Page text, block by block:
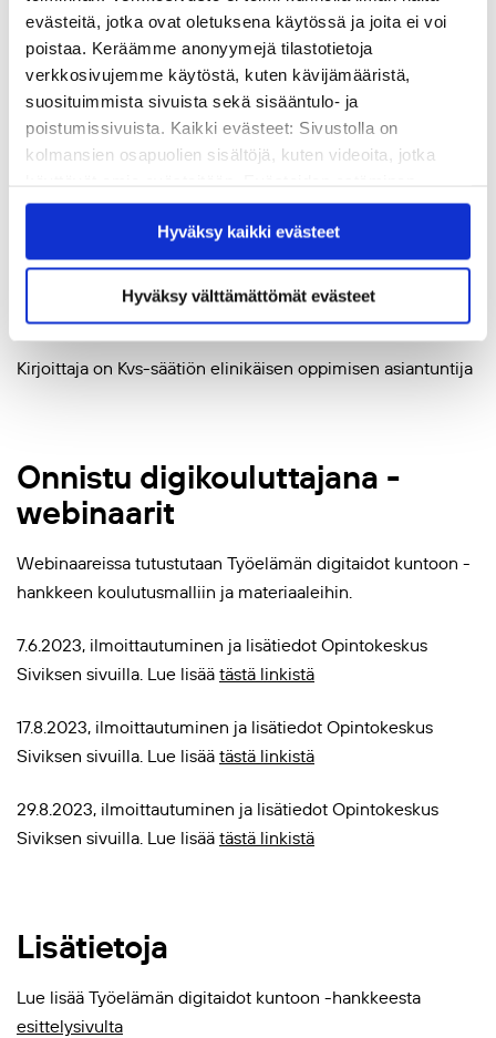
evästeitä, jotka ovat oletuksena käytössä ja joita ei voi
poistaa. Keräämme anonyymejä tilastotietoja
verkkosivujemme käytöstä, kuten kävijämääristä,
suosituimmista sivuista sekä sisääntulo- ja
poistumissivuista. Kaikki evästeet: Sivustolla on
kolmansien osapuolien sisältöjä, kuten videoita, jotka
saattaa estää näiden sisältöjen näkymisen.
Hyväksymällä kaikki evästeet varmistat, että kaikki
sisältö on käytettävissäsi.
Hyväksy kaikki evästeet
Hyväksy välttämättömät evästeet
tekijänoikeuskysymyksiin sekä digitaaliseen hyvinvointiin
asti.
Digikouluttajalta ei edellytetä IT-alan tutkintoa, kiinnostus ja
valmius oppia yhdessä vievät pitkälle. Vapaa sivistystyö ja
järjestötoimijat tavoittavat vuosittain yli miljoona ihmistä ja
kaikki pysyvät mukana.
Teksti: Nina Hjelt
Kirjoittaja on Kvs-säätiön elinikäisen oppimisen asiantuntija
Onnistu digikouluttajana -
webinaarit
Webinaareissa tutustutaan Työelämän digitaidot kuntoon -
hankkeen koulutusmalliin ja materiaaleihin.
7.6.2023, ilmoittautuminen ja lisätiedot Opintokeskus
Siviksen sivuilla. Lue lisää tästä linkistä
17.8.2023, ilmoittautuminen ja lisätiedot Opintokeskus
Siviksen sivuilla. Lue lisää tästä linkistä
29.8.2023, ilmoittautuminen ja lisätiedot Opintokeskus
Siviksen sivuilla. Lue lisää tästä linkistä
Lisätietoja
Lue lisää Työelämän digitaidot kuntoon -hankkeesta
esittelysivulta